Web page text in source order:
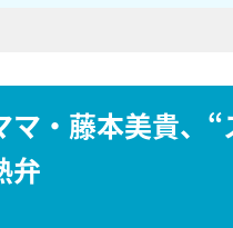
マ・藤本美貴、
弁